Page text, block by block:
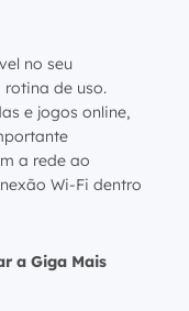
no seu
rotina de uso.
e jogos online,
a rede ao
Wi-Fi dentro
a Giga Mais